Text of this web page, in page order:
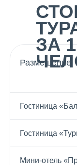
ЗА 1
Размещение
Гостиница
Гостиница
Мини-отель